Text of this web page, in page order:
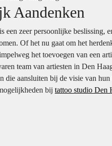
Aandenken
een zeer persoonlijke beslissing,
Of het nu gaat om het
het toevoegen van een
team van artiesten in Den
die aansluiten bij de visie van
bij tattoo studio Den